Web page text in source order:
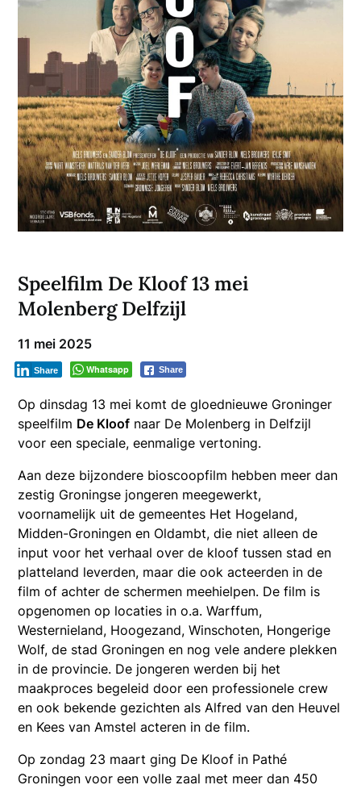
Speelfilm De Kloof 13 mei
Molenberg Delfzijl
11 mei 2025
Whatsapp Share
Share
Op dinsdag 13 mei komt de gloednieuwe Groninger
speelfilm De Kloof naar De Molenberg in Delfzijl
voor een speciale, eenmalige vertoning.
Aan deze bijzondere bioscoopfilm hebben meer dan
zestig Groningse jongeren meegewerkt,
voornamelijk uit de gemeentes Het Hogeland,
Midden-Groningen en Oldambt, die niet alleen de
input voor het verhaal over de kloof tussen stad en
platteland leverden, maar die ook acteerden in de
film of achter de schermen meehielpen. De film is
opgenomen op locaties in o.a. Warffum,
Westernieland, Hoogezand, Winschoten, Hongerige
Wolf, de stad Groningen en nog vele andere plekken
in de provincie. De jongeren werden bij het
maakproces begeleid door een professionele crew
en ook bekende gezichten als Alfred van den Heuvel
en Kees van Amstel acteren in de film.
Op zondag 23 maart ging De Kloof in Pathé
Groningen voor een volle zaal met meer dan 450